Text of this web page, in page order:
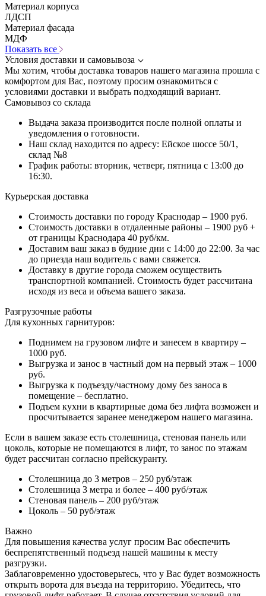
Материал корпуса
ЛДСП
Материал фасада
МДФ
Показать все
Условия доставки и самовывоза
Мы хотим, чтобы доставка товаров нашего магазина прошла с
комфортом для Вас, поэтому просим ознакомиться с
условиями доставки и выбрать подходящий вариант.
Самовывоз со склада
Выдача заказа производится после полной оплаты и
уведомления о готовности.
Наш склад находится по адресу: Ейское шоссе 50/1,
склад №8
График работы: вторник, четверг, пятница с 13:00 до
16:30.
Курьерская доставка
Стоимость доставки по городу Краснодар – 1900 руб.
Стоимость доставки в отдаленные районы – 1900 руб +
от границы Краснодара 40 руб/км.
Доставим ваш заказ в будние дни с 14:00 до 22:00. За час
до приезда наш водитель с вами свяжется.
Доставку в другие города сможем осуществить
транспортной компанией. Стоимость будет рассчитана
исходя из веса и объема вашего заказа.
Разгрузочные работы
Для кухонных гарнитуров:
Поднимем на грузовом лифте и занесем в квартиру –
1000 руб.
Выгрузка и занос в частный дом на первый этаж – 1000
руб.
Выгрузка к подъезду/частному дому без заноса в
помещение – бесплатно.
Подъем кухни в квартирные дома без лифта возможен и
просчитывается заранее менеджером нашего магазина.
Если в вашем заказе есть столешница, стеновая панель или
цоколь, которые не помещаются в лифт, то занос по этажам
будет рассчитан согласно прейскуранту.
Столешница до 3 метров – 250 руб/этаж
Столешница 3 метра и более – 400 руб/этаж
Стеновая панель – 200 руб/этаж
Цоколь – 50 руб/этаж
Важно
Для повышения качества услуг просим Вас обеспечить
беспрепятственный подъезд нашей машины к месту
разгрузки.
Заблаговременно удостоверьтесь, что у Вас будет возможность
открыть ворота для въезда на территорию. Убедитесь, что